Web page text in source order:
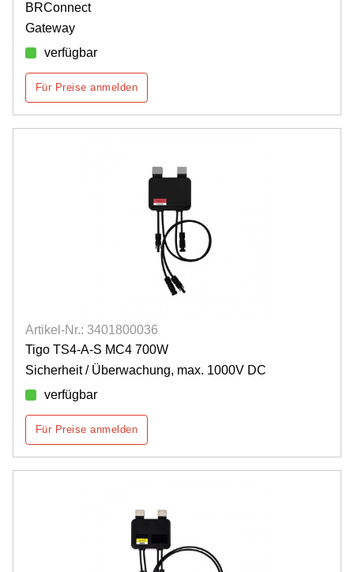
BRConnect
Gateway
verfügbar
Für Preise anmelden
Artikel-Nr.: 3401800036
Tigo TS4-A-S MC4 700W
Sicherheit / Überwachung, max. 1000V DC
verfügbar
Für Preise anmelden